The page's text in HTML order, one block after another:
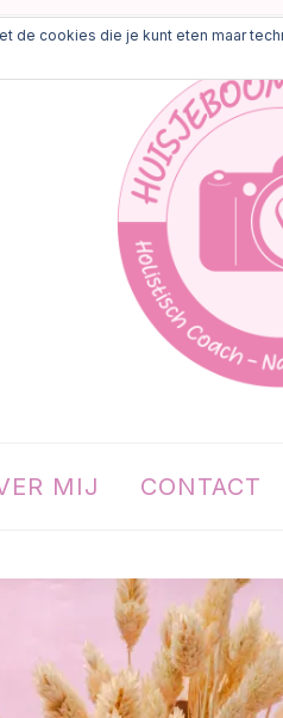
MIJ CONTACT
de cookies die je kunt eten maar